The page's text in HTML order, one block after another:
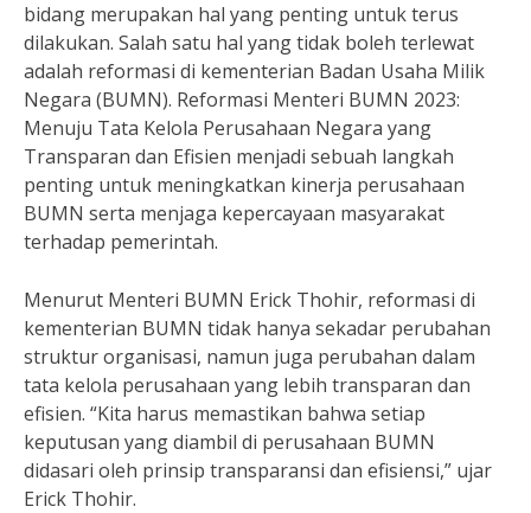
bidang merupakan hal yang penting untuk terus
dilakukan. Salah satu hal yang tidak boleh terlewat
adalah reformasi di kementerian Badan Usaha Milik
Negara (BUMN). Reformasi Menteri BUMN 2023:
Menuju Tata Kelola Perusahaan Negara yang
Transparan dan Efisien menjadi sebuah langkah
penting untuk meningkatkan kinerja perusahaan
BUMN serta menjaga kepercayaan masyarakat
terhadap pemerintah.
Menurut Menteri BUMN Erick Thohir, reformasi di
kementerian BUMN tidak hanya sekadar perubahan
struktur organisasi, namun juga perubahan dalam
tata kelola perusahaan yang lebih transparan dan
efisien. “Kita harus memastikan bahwa setiap
keputusan yang diambil di perusahaan BUMN
didasari oleh prinsip transparansi dan efisiensi,” ujar
Erick Thohir.